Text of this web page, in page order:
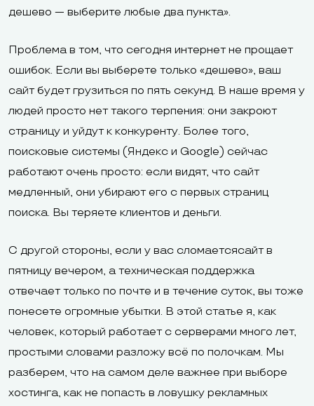
дешево — выберите любые два пункта».
Проблема в том, что сегодня интернет не прощает
ошибок. Если вы выберете только «дешево», ваш
сайт будет грузиться по пять секунд. В наше время у
людей просто нет такого терпения: они закроют
страницу и уйдут к конкуренту. Более того,
поисковые системы (Яндекс и Google) сейчас
работают очень просто: если видят, что сайт
медленный, они убирают его с первых страниц
поиска. Вы теряете клиентов и деньги.
С другой стороны, если у вас сломаетсясайт в
пятницу вечером, а техническая поддержка
отвечает только по почте и в течение суток, вы тоже
понесете огромные убытки. В этой статье я, как
человек, который работает с серверами много лет,
простыми словами разложу всё по полочкам. Мы
разберем, что на самом деле важнее при выборе
хостинга, как не попасть в ловушку рекламных